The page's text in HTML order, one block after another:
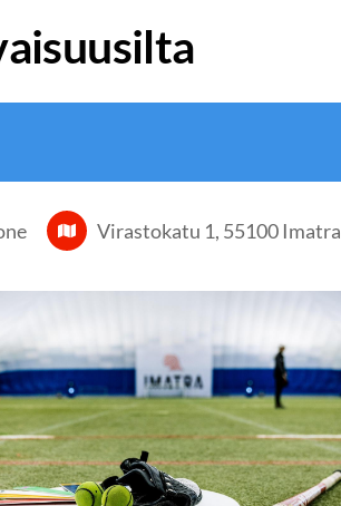
Virastokatu 1, 55100 Imatra